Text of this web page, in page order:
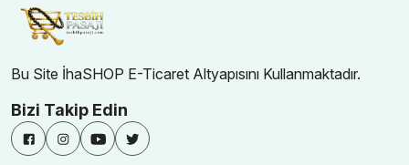
Bu Site İhaSHOP E-Ticaret Altyapısını Kullanmaktadır.
Bizi Takip Edin